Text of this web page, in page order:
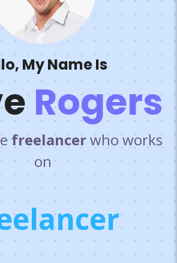
My Name Is
Rogers
freelancerwho works
on
elancer